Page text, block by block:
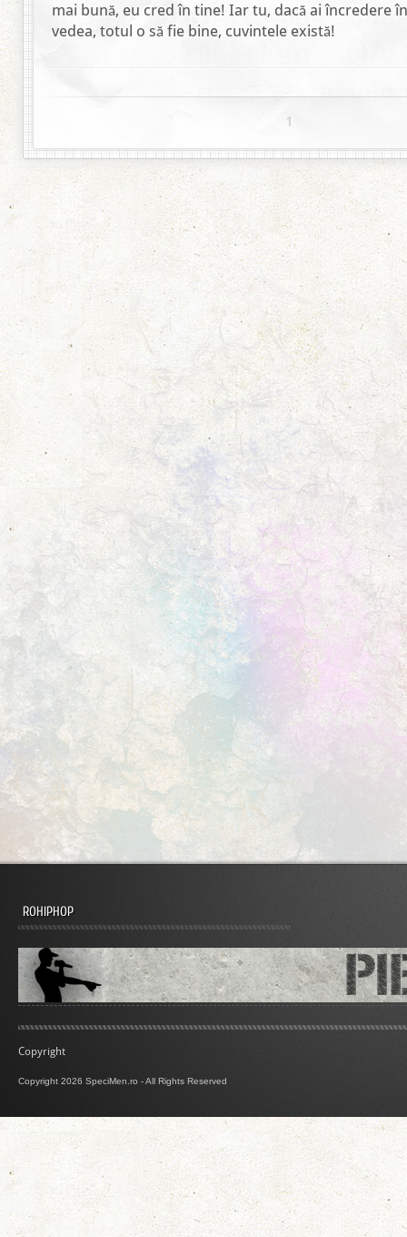
mai bună, eu cred în tine! Iar tu, dacă ai încredere
vedea, totul o să fie bine, cuvintele există!
1
ROHIPHOP
Copyright
Copyright 2026 SpeciMen.ro - All Rights Reserved